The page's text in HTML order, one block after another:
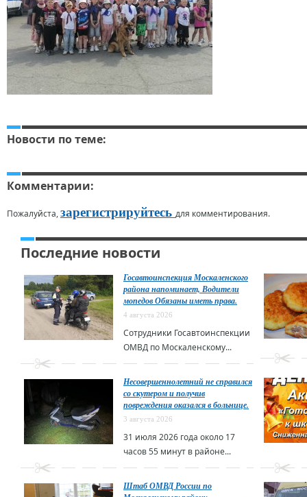
Новости по теме:
Комментарии:
Пожалуйста,зарегистрируйтесь для комментирования.
Последние новости
Госавтоинспекция Москаленского
района напоминает, Водители
мопедов Обязаны иметь права.
4 августа 2026
Сотрудники Госавтоинспекции
ОМВД по Москаленскому...
Несовершеннолетний не справился
со скутером и получив
повреждения оказался в больнице.
3 августа 2026
31 июля 2026 года около 17
часов 55 минут в районе...
Штаб ОМВД России по